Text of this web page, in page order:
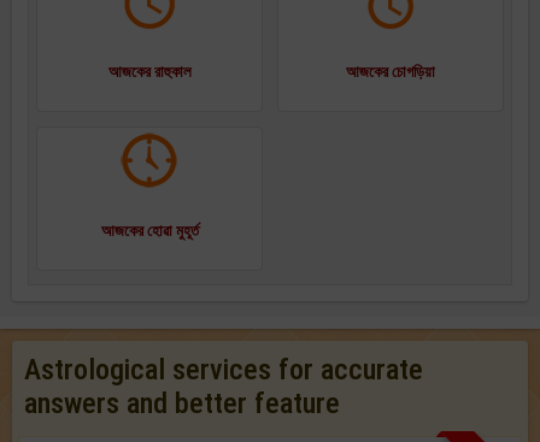
আজকের রাহুকাল আজকের চোগড়িয়া
আজকের হোৱা মুহূর্ত
Astrological services for accurate
answers and better feature